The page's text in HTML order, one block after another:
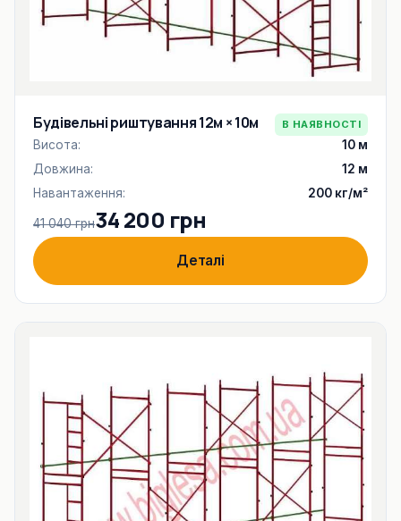
Будівельні риштування 12м × 10м В НАЯВНОСТІ
Висота:
10 м
Довжина:
12 м
Навантаження:
200 кг/м²
41 040 грн34 200 грн
Деталі